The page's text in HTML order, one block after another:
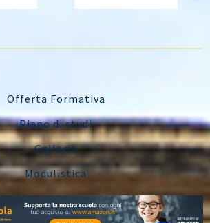
Offerta Formativa
Piano di studi
Galleria
Modulistica